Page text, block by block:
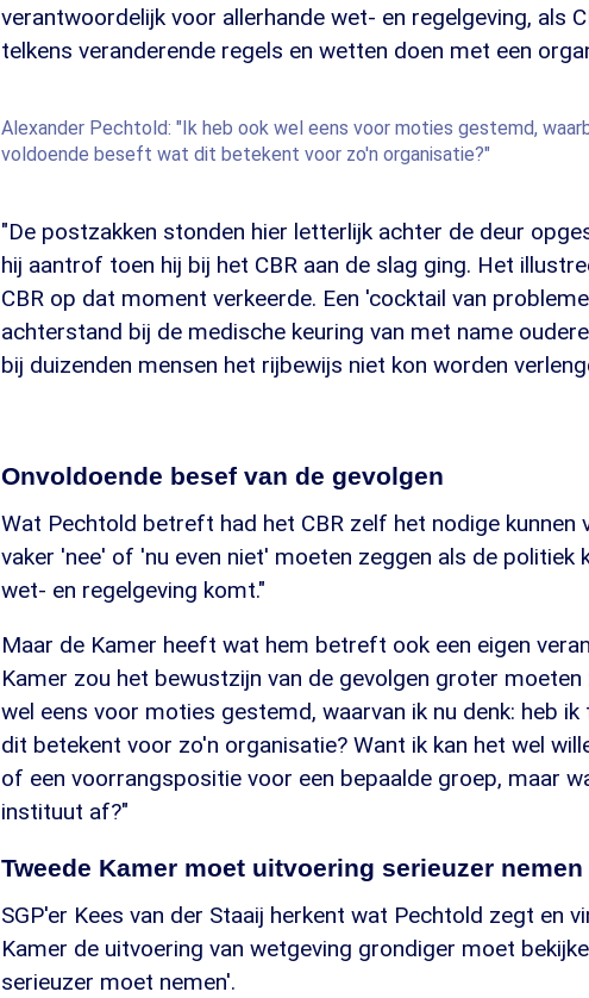
verantwoordelijk voor allerhande wet- en regelgeving, als
telkens veranderende regels en wetten doen met een
Alexander Pechtold: "Ik heb ook wel eens voor moties gestemd,
voldoende beseft wat dit betekent voor zo'n organisatie?"
"De postzakken stonden hier letterlijk achter de deur
hij aantrof toen hij bij het CBR aan de slag ging. Het
CBR op dat moment verkeerde. Een 'cocktail van
achterstand bij de medische keuring van met name
bij duizenden mensen het rijbewijs niet kon worden
Onvoldoende besef van de gevolgen
Wat Pechtold betreft had het CBR zelf het nodige kunnen
vaker 'nee' of 'nu even niet' moeten zeggen als de politiek
wet- en regelgeving komt."
Maar de Kamer heeft wat hem betreft ook een eigen
Kamer zou het bewustzijn van de gevolgen groter moeten
wel eens voor moties gestemd, waarvan ik nu denk: heb
dit betekent voor zo'n organisatie? Want ik kan het wel
of een voorrangspositie voor een bepaalde groep, maar
instituut af?"
Tweede Kamer moet uitvoering serieuzer nemen
SGP'er Kees van der Staaij herkent wat Pechtold zegt en
Kamer de uitvoering van wetgeving grondiger moet
serieuzer moet nemen'.